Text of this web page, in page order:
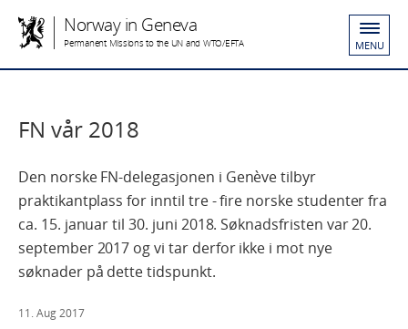
Norway in Geneva
Permanent Missions to the UN and WTO/EFTA MENU
FN vår 2018
Den norske FN-delegasjonen i Genève tilbyr
praktikantplass for inntil tre - fire norske studenter fra
ca. 15. januar til 30. juni 2018. Søknadsfristen var 20.
september 2017 og vi tar derfor ikke i mot nye
søknader på dette tidspunkt.
11. Aug 2017